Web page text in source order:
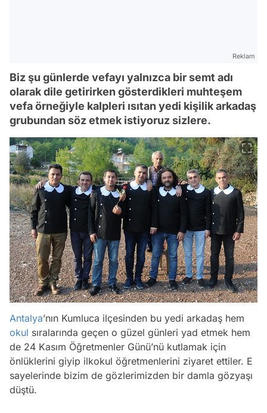
Reklam
Biz şu günlerde vefayı yalnızca bir semt adı
olarak dile getirirken gösterdikleri muhteşem
vefa örneğiyle kalpleri ısıtan yedi kişilik arkadaş
grubundan söz etmek istiyoruz sizlere.
Antalya’nın Kumluca ilçesinden bu yedi arkadaş hem
okul sıralarında geçen o güzel günleri yad etmek hem
de 24 Kasım Öğretmenler Günü’nü kutlamak için
önlüklerini giyip ilkokul öğretmenlerini ziyaret ettiler. E
sayelerinde bizim de gözlerimizden bir damla gözyaşı
düştü.